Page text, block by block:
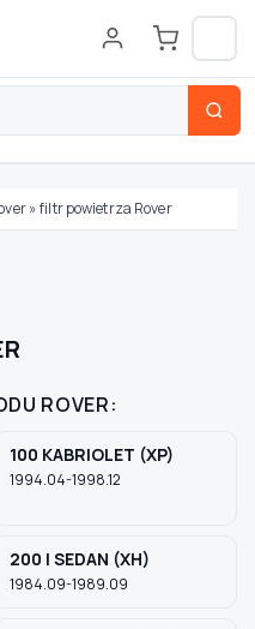
»filtr powietrza Rover
ROVER:
100 KABRIOLET (XP)
1994.04-1998.12
200 I SEDAN (XH)
1984.09-1989.09